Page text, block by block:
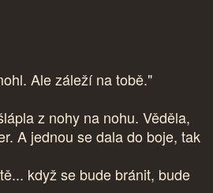
Ale záleží na tobě."
z nohy na nohu. Věděla,
A jednou se dala do boje, tak
když se bude bránit, bude